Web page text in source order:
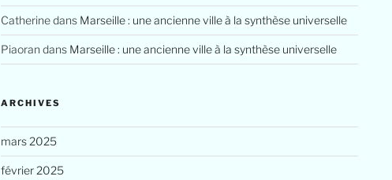
Catherinedans Marseille : une ancienne ville à la synthèse universelle
Piaoran dans Marseille : une ancienne ville à la synthèse universelle
ARCHIVES
mars 2025
février 2025